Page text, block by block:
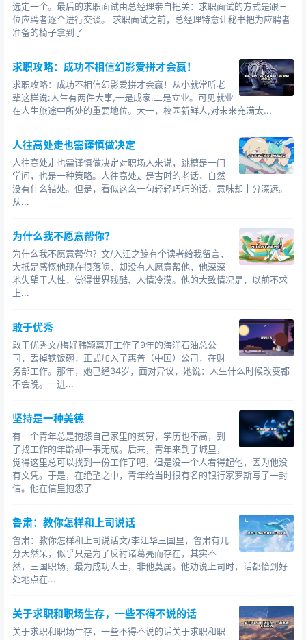
小A也成了下一家公司的小C，起薪更高。
另外，我们换个角度考虑问题：为什么跳槽往往意味
着加薪？
因为你能跳槽，意味着其他公司缺人，需要你这样的
场供求原理。人才流动不是没有阻力，不是单纯的哪里给
钱多就去哪里，考虑的方面太多了，要克服阻力，招聘单
位自然需要加大诱惑，加薪是最简单实际的解决方案。
如果一个人确有价值，为什么在原来的公司没有在薪
薪水被低估的例子数不胜数。有些朋友认为自己只要
有本事，公司一定会给相应的薪水，真是天真幼稚得可
爱。
值。
过分依赖于某个人的价值对公司而言是一种风险，作
为管理人员我一定会降低这种风险，你一定是可以被替代
的，你又不是乔布斯之于苹果。替换你，公司也许会损失
第二、如果你不提加薪，我也没有理由主动给你加薪
事实上有许多人不会提加薪，默默地干着，作为老板
的我不提这茬多好，我主动提这茬，员工都顺坡下驴来给
我提条件，我不是吃饱了撑的？
第三、你如果要跳槽，我给你counter offer，这会产
生一个问题
对老板而言你已经有了贰心，我如果聪明点的话就会
快点开始找你的替补，免得你尝到了甜头拿加薪当勒索。
第四、HR的任务并非保证每个员工都获得完全公平的
待遇
选定一个。最后的求职面试由总经理亲自把关：求职面试的方式是跟三
位应聘者逐个进行交谈。 求职面试之前，总经理特意让秘书把为应聘者
准备的椅子拿到了
求职攻略：成功不相信幻影爱拼才会赢！
求职攻略：成功不相信幻影爱拼才会赢！从小就常听老
辈这样说:人生有两件大事,一是成家,二是立业。可见就业
在人生旅途中所处的重要地位。大一，校园新鲜人,对未来充满太...
人往高处走也需谨慎做决定
人往高处走也需谨慎做决定对职场人来说，跳槽是一门
学问，也是一种策略。人往高处走是古时的老话，自然
没有什么错处。但是，看似这么一句轻轻巧巧的话，意味却十分深远。
从...
为什么我不愿意帮你？
为什么我不愿意帮你？文/入江之鲸有个读者给我留言，
大抵是感慨他现在很落魄，却没有人愿意帮他，他深深
地失望于人性，觉得世界残酷、人情冷漠。他的大致情况是，以前不求
上...
敢于优秀
敢于优秀文/梅好韩颖离开工作了9年的海洋石油总公
司，丢掉铁饭碗，正式加入了惠普（中国）公司，在财
务部工作。那年，她已经34岁，面对异议，她说：人生什么时候改变都
不会晚。一进...
坚持是一种美德
有一个青年总是抱怨自己家里的贫穷，学历也不高，到
了找工作的年龄却一事无成。后来，青年来到了城里，
觉得这里总可以找到一份工作了吧，但是没一个人看得起他，因为他没
有文凭。于是，在绝望之中，青年给当时很有名的银行家罗斯写了一封
信。他在信里抱怨了
鲁肃：教你怎样和上司说话
鲁肃：教你怎样和上司说话文/李江华三国里，鲁肃有几
分天然呆，似乎只是为了反衬诸葛亮而存在，其实不
然，三国职场，最为成功人士，非他莫属。他劝说上司时，话都恰到好
处地点在...
关于求职和职场生存，一些不得不说的话
关于求职和职场生存，一些不得不说的话关于求职和职